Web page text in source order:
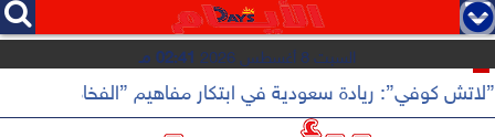
   
السبت 8 أغسطس 2026 02:41 مـ
”لاتش كوفي”: ريادة سعودية في ابتكار مفاهيم ”الفخامة